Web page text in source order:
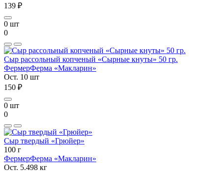
139 ₽
0 шт
0
Сыр рассольный копченый «Сырные кнуты» 50 гр.
ФермерФерма «Макларин»
Ост. 10 шт
150 ₽
0 шт
0
Сыр твердый «Грюйер»
100 г
ФермерФерма «Макларин»
Ост. 5.498 кг